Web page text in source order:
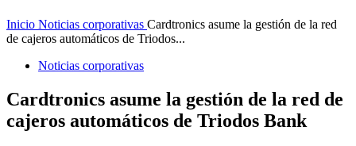
Inicio Noticias corporativas Cardtronics asume la gestión de la red
de cajeros automáticos de Triodos...
Noticias corporativas
Cardtronics asume la gestión de la red de
cajeros automáticos de Triodos Bank